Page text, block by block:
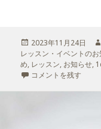
投
稿
日:
2023年11月24日
レッスン・イベントの
め, レッスン, お知らせ,
リュネビル刺繍のワ
コメントを残す